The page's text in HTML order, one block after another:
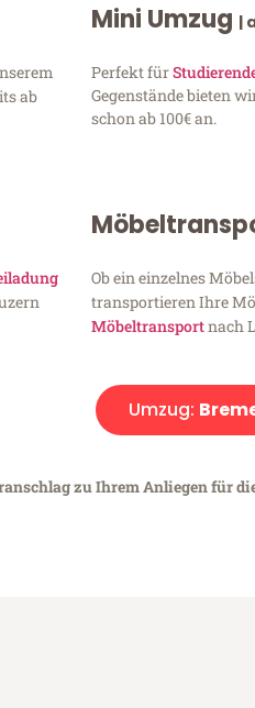
ab
Mini Umzug |
Perfekt für
Gegenstände bieten
schon ab 100€ an.
Ob ein einzelnes
transportieren Ihre
Möbeltransportnach
Umzug:
zu Ihrem Anliegen für